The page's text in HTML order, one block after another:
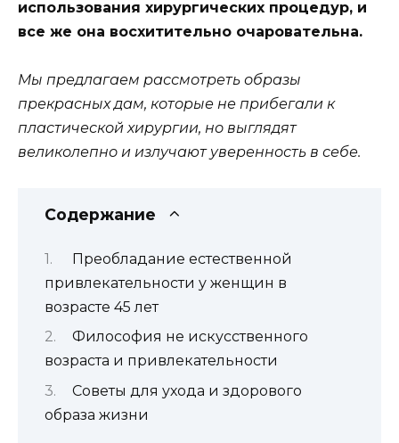
использования хирургических процедур, и
все же она восхитительно очаровательна.
Мы предлагаем рассмотреть образы
прекрасных дам, которые не прибегали к
пластической хирургии, но выглядят
великолепно и излучают уверенность в себе.
Содержание
Преобладание естественной
привлекательности у женщин в
возрасте 45 лет
Философия не искусственного
возраста и привлекательности
Советы для ухода и здорового
образа жизни